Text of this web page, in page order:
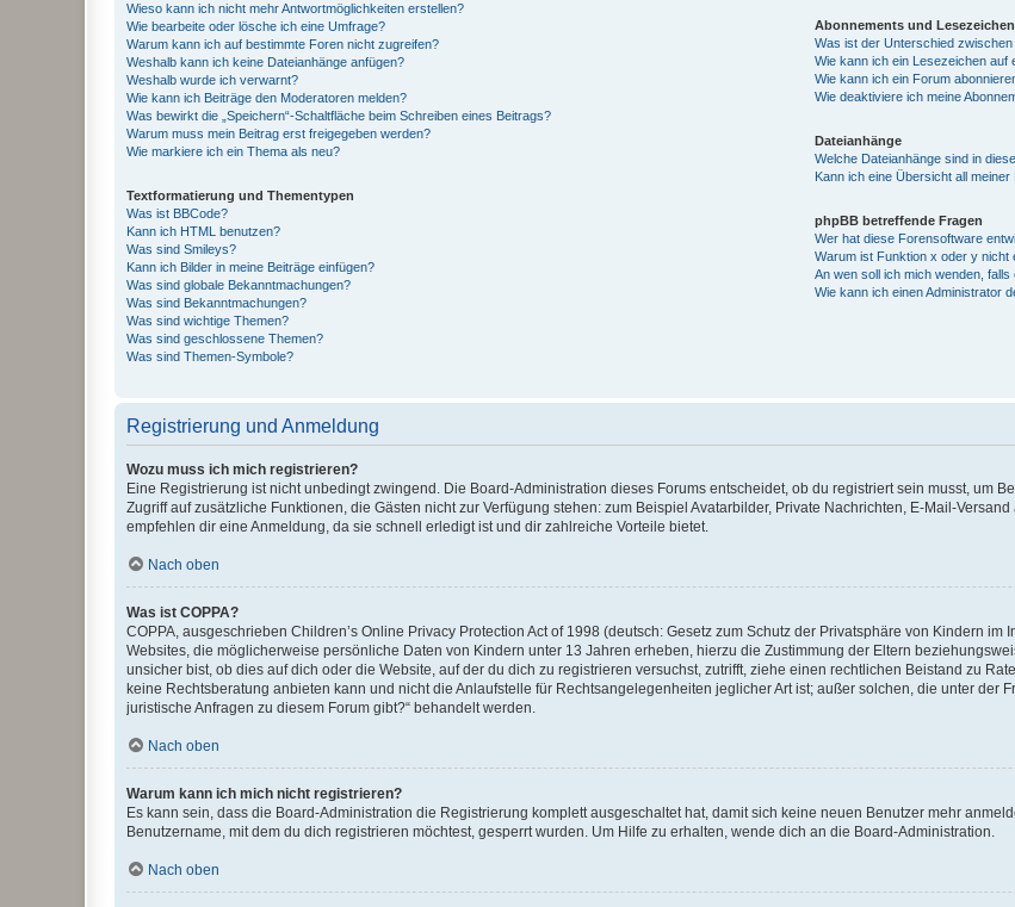
Wieso kann ich nicht mehr Antwortmöglichkeiten erstellen?
Wie bearbeite oder lösche ich eine Umfrage?
Warum kann ich auf bestimmte Foren nicht zugreifen?
Weshalb kann ich keine Dateianhänge anfügen?
Weshalb wurde ich verwarnt?
Wie kann ich Beiträge den Moderatoren melden?
Was bewirkt die „Speichern“-Schaltfläche beim Schreiben eines Beitrags?
Warum muss mein Beitrag erst freigegeben werden?
Wie markiere ich ein Thema als neu?
Textformatierung und Thementypen
Was ist BBCode?
Kann ich HTML benutzen?
Was sind Smileys?
Kann ich Bilder in meine Beiträge einfügen?
Was sind globale Bekanntmachungen?
Was sind Bekanntmachungen?
Was sind wichtige Themen?
Was sind geschlossene Themen?
Was sind Themen-Symbole?
Abonnements und Lesezeichen
Was ist der Unterschied
Wie kann ich ein Lesezeichen auf
Wie kann ich ein Forum
Wie deaktiviere ich meine
Dateianhänge
Welche Dateianhänge sind in
Kann ich eine Übersicht all
phpBB betreffende Fragen
Wer hat diese Forensoftware
Warum ist Funktion x oder y nicht
An wen soll ich mich wenden,
Wie kann ich einen Administrator
Registrierung und Anmeldung
Wozu muss ich mich registrieren?
Eine Registrierung ist nicht unbedingt zwingend. Die Board-Administration dieses Forums entscheidet, ob du registriert sein musst, um
Zugriff auf zusätzliche Funktionen, die Gästen nicht zur Verfügung stehen: zum Beispiel Avatarbilder, Private Nachrichten, E-Mail-
empfehlen dir eine Anmeldung, da sie schnell erledigt ist und dir zahlreiche Vorteile bietet.
Nach oben
Was ist COPPA?
COPPA, ausgeschrieben Children’s Online Privacy Protection Act of 1998 (deutsch: Gesetz zum Schutz der Privatsphäre von Kindern
Websites, die möglicherweise persönliche Daten von Kindern unter 13 Jahren erheben, hierzu die Zustimmung der Eltern
unsicher bist, ob dies auf dich oder die Website, auf der du dich zu registrieren versuchst, zutrifft, ziehe einen rechtlichen Beistand zu
keine Rechtsberatung anbieten kann und nicht die Anlaufstelle für Rechtsangelegenheiten jeglicher Art ist; außer solchen, die unter der
juristische Anfragen zu diesem Forum gibt?“ behandelt werden.
Nach oben
Warum kann ich mich nicht registrieren?
Es kann sein, dass die Board-Administration die Registrierung komplett ausgeschaltet hat, damit sich keine neuen Benutzer mehr
Benutzername, mit dem du dich registrieren möchtest, gesperrt wurden. Um Hilfe zu erhalten, wende dich an die Board-Administration.
Nach oben